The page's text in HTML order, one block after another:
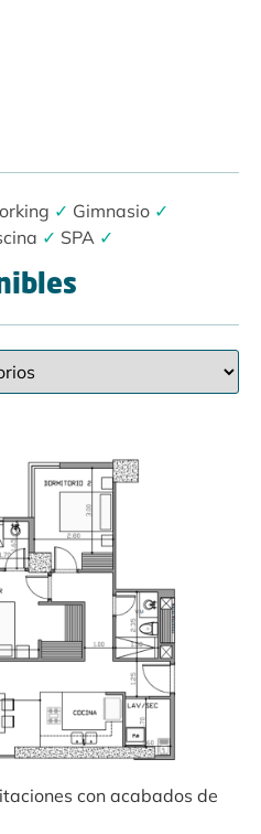
✓ Gimnasio ✓
✓ SPA ✓
con acabados de